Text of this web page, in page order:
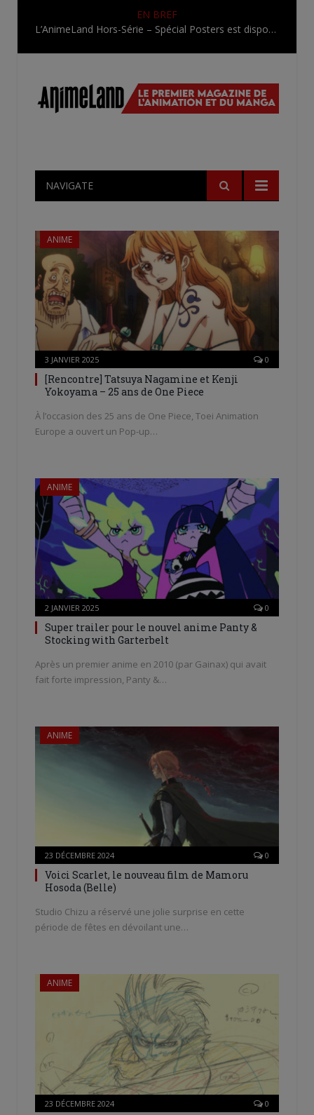
EN BREF
L’AnimeLand Hors-Série – Spécial Posters est disponible !
NAVIGATE
ANIME
3 JANVIER 2025 0
[Rencontre] Tatsuya Nagamine et Kenji
Yokoyama – 25 ans de One Piece
À l’occasion des 25 ans de One Piece, Toei Animation
Europe a ouvert un Pop-up…
ANIME
2 JANVIER 2025 0
Super trailer pour le nouvel anime Panty &
Stocking with Garterbelt
Après un premier anime en 2010 (par Gainax) qui avait
fait forte impression, Panty &…
ANIME
23 DÉCEMBRE 2024 0
Voici Scarlet, le nouveau film de Mamoru
Hosoda (Belle)
Studio Chizu a réservé une jolie surprise en cette
période de fêtes en dévoilant une…
ANIME
23 DÉCEMBRE 2024 0